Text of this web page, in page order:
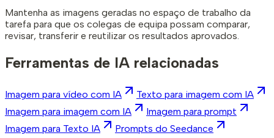
Mantenha as imagens geradas no espaço de trabalho da
tarefa para que os colegas de equipa possam comparar,
revisar, transferir e reutilizar os resultados aprovados.
Ferramentas de IA relacionadas
Imagem para vídeo com IA
Texto para imagem com IA
Imagem para imagem com IA
Imagem para prompt
Imagem para Texto IA
Prompts do Seedance